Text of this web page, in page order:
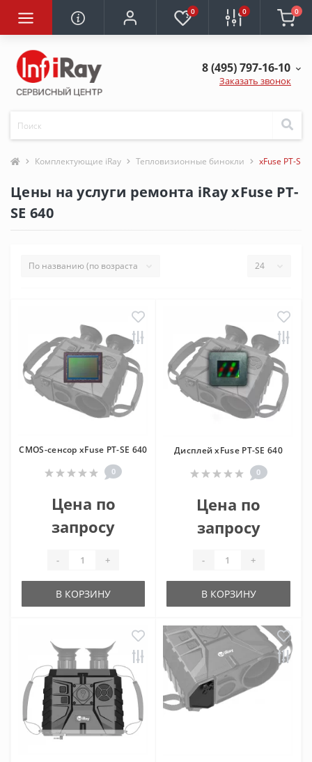
0 0 0
8 (495) 797-16-10
Заказать звонок
Комплектующие iRay Тепловизионные бинокли xFuse PT-SE
Цены на услуги ремонта iRay xFuse PT-
SE 640
CMOS-cенсор xFuse PT-SE 640
0
Цена по
запросу
- +
В КОРЗИНУ
Дисплей xFuse PT-SE 640
0
Цена по
запросу
- +
В КОРЗИНУ